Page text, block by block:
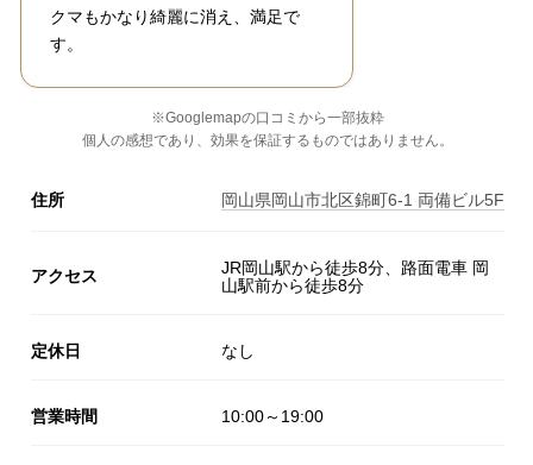
クマもかなり綺麗に消え、満足で
す。
※Googlemapの口コミから一部抜粋
個人の感想であり、効果を保証するものではありません。
住所 岡山県岡山市北区錦町6-1 両備ビル5F
アクセス
JR岡山駅から徒歩8分、路面電車 岡
山駅前から徒歩8分
定休日 なし
営業時間 10:00～19:00